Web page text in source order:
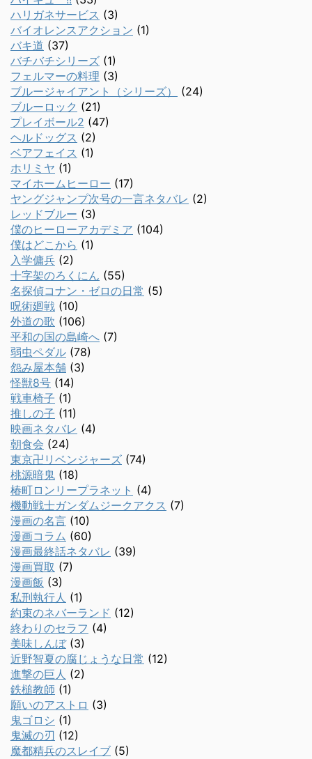
ハリガネサービス (3)
バイオレンスアクション (1)
バキ道 (37)
バチバチシリーズ (1)
フェルマーの料理 (3)
ブルージャイアント（シリーズ）
(24)
ブルーロック (21)
プレイボール2 (47)
ヘルドッグス (2)
ベアフェイス (1)
ホリミヤ (1)
マイホームヒーロー (17)
ヤングジャンプ次号の一言ネタバレ (2)
レッドブルー (3)
僕のヒーローアカデミア (104)
僕はどこから (1)
入学傭兵 (2)
十字架のろくにん (55)
名探偵コナン・ゼロの日常 (5)
呪術廻戦 (10)
外道の歌 (106)
平和の国の島崎へ (7)
弱虫ペダル (78)
怨み屋本舗 (3)
怪獣8号 (14)
戦車椅子 (1)
推しの子 (11)
映画ネタバレ (4)
朝食会 (24)
東京卍リベンジャーズ (74)
桃源暗鬼 (18)
椿町ロンリープラネット (4)
機動戦士ガンダムジークアクス (7)
漫画の名言 (10)
漫画コラム (60)
漫画最終話ネタバレ (39)
漫画買取 (7)
漫画飯 (3)
私刑執行人 (1)
約束のネバーランド (12)
終わりのセラフ (4)
美味しんぼ(3)
近野智夏の腐じょうな日常 (12)
進撃の巨人 (2)
鉄槌教師 (1)
願いのアストロ (3)
鬼ゴロシ (1)
鬼滅の刃 (12)
魔都精兵のスレイブ (5)